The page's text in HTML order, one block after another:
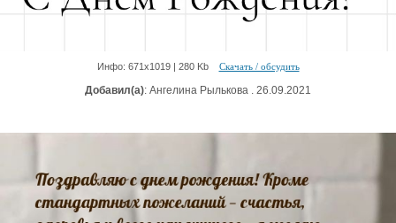
Инфо: 671х1019 | 280 Kb Скачать / обсудить
Добавил(а): Ангелина Рылькова . 26.09.2021